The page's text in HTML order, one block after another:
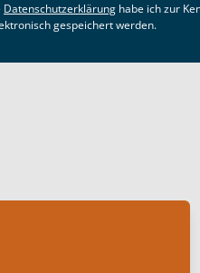
Datenschutzerklärung habe ich zur
gespeichert werden.